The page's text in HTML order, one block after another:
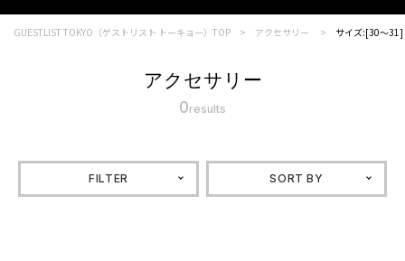
GUESTLIST TOKYO（ゲストリスト トーキョー）TOP アクセサリー サイズ:[30～31]
アクセサリー
0results
FILTER SORT BY